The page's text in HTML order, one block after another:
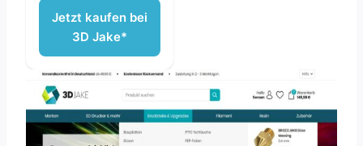
Jetzt kaufen bei
3D Jake*